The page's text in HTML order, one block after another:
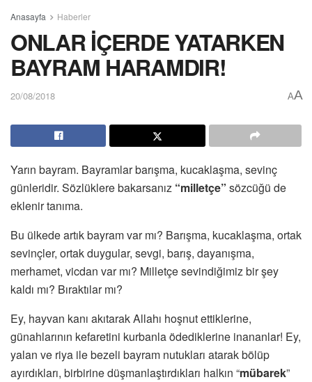
Anasayfa Haberler
ONLAR İÇERDE YATARKEN
BAYRAM HARAMDIR!
20/08/2018 AA
Yarın bayram. Bayramlar barışma, kucaklaşma, sevinç
günleridir. Sözlüklere bakarsanız “milletçe” sözcüğü de
eklenir tanıma.
Bu ülkede artık bayram var mı? Barışma, kucaklaşma, ortak
sevinçler, ortak duygular, sevgi, barış, dayanışma,
merhamet, vicdan var mı? Milletçe sevindiğimiz bir şey
kaldı mı? Bıraktılar mı?
Ey, hayvan kanı akıtarak Allahı hoşnut ettiklerine,
günahlarının kefaretini kurbanla ödediklerine inananlar! Ey,
yalan ve riya ile bezeli bayram nutukları atarak bölüp
ayırdıkları, birbirine düşmanlaştırdıkları halkın “mübarek”